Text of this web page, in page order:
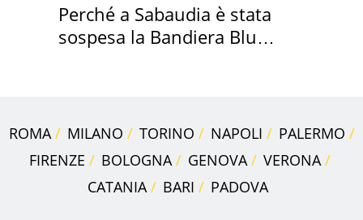
Perché a Sabaudia è stata
sospesa la Bandiera Blu
ROMA MILANO TORINO NAPOLI
PALERMO
FIRENZE
BOLOGNA GENOVA
VERONA
CATANIA
BARI PADOVA